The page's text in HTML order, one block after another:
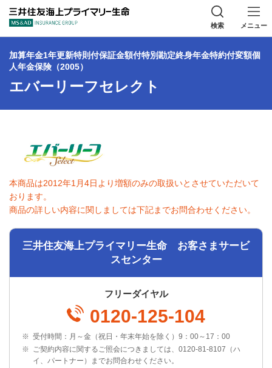
三井住友海上プ
検索 メニュー
加算年金1年更新特則付保証金額付特別勘定終身年金特約付変額個
人年金保険（2005）
エバーリーフセレクト
本商品は2012年1月4日より増額のみの取扱いとさせていただいて
おります。
商品の詳しい内容に関しましては下記までお問合わせください。
三井住友海上プライマリー生命 お客さまサービ
スセンター
フリーダイヤル
0120-125-104
※ 受付時間：月～金（祝日・年末年始を除く）9：00～17：00
※ ご契約内容に関するご照会につきましては、0120-81-8107（ハ
イ、パートナー）までお問合わせください。